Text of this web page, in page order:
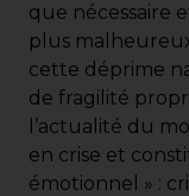
que nécessaire
plus
cette déprime
de fragilité
l’actualité du
en crise et
émotionnel » :